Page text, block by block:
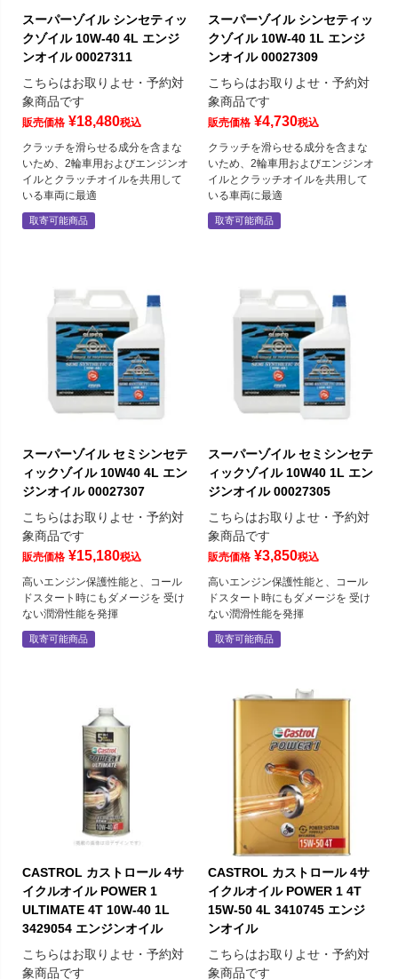
スーパーゾイル シンセティッ
クゾイル 10W-40 4L エンジ
ンオイル 00027311
こちらはお取りよせ・予約対
象商品です
販売価格 ¥18,480税込
クラッチを滑らせる成分を含まな
いため、2輪車用およびエンジンオ
イルとクラッチオイルを共用して
いる車両に最適
取寄可能商品
スーパーゾイル シンセティッ
クゾイル 10W-40 1L エンジ
ンオイル 00027309
こちらはお取りよせ・予約対
象商品です
販売価格 ¥4,730税込
クラッチを滑らせる成分を含まな
いため、2輪車用およびエンジンオ
イルとクラッチオイルを共用して
いる車両に最適
取寄可能商品
スーパーゾイル セミシンセテ
ィックゾイル 10W40 4L エン
ジンオイル 00027307
こちらはお取りよせ・予約対
象商品です
販売価格 ¥15,180税込
高いエンジン保護性能と、コール
ドスタート時にもダメージを 受け
ない潤滑性能を発揮
取寄可能商品
スーパーゾイル セミシンセテ
ィックゾイル 10W40 1L エン
ジンオイル 00027305
こちらはお取りよせ・予約対
象商品です
販売価格 ¥3,850税込
高いエンジン保護性能と、コール
ドスタート時にもダメージを 受け
ない潤滑性能を発揮
取寄可能商品
CASTROL カストロール 4サ
イクルオイル POWER 1
ULTIMATE 4T 10W-40 1L
3429054 エンジンオイル
こちらはお取りよせ・予約対
象商品です
CASTROL カストロール 4サ
イクルオイル POWER 1 4T
15W-50 4L 3410745 エンジ
ンオイル
こちらはお取りよせ・予約対
象商品です